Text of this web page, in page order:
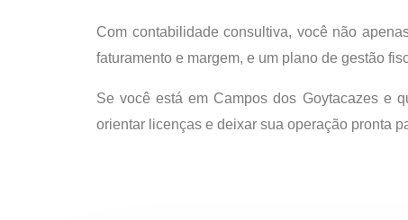
Com contabilidade consultiva, você não
faturamento e margem, e um plano de gestão
Se você está em Campos dos Goytacazes e
orientar licenças e deixar sua operação pronta